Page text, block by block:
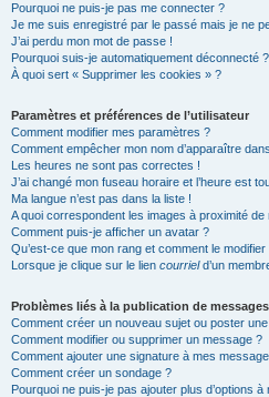
Pourquoi ne puis-je pas me connecter ?
Je me suis enregistré par le passé mais je ne
J’ai perdu mon mot de passe !
Pourquoi suis-je automatiquement déconnecté ?
À quoi sert « Supprimer les cookies » ?
Paramètres et préférences de l’utilisateur
Comment modifier mes paramètres ?
Comment empêcher mon nom d’apparaître
Les heures ne sont pas correctes !
J’ai changé mon fuseau horaire et l’heure est
Ma langue n’est pas dans la liste !
A quoi correspondent les images à proximité de
Comment puis-je afficher un avatar ?
Qu’est-ce que mon rang et comment le modifier
Lorsque je clique sur le lien courrield’un
Problèmes liés à la publication de messages
Comment créer un nouveau sujet ou poster
Comment modifier ou supprimer un message ?
Comment ajouter une signature à mes
Comment créer un sondage ?
Pourquoi ne puis-je pas ajouter plus d’options à